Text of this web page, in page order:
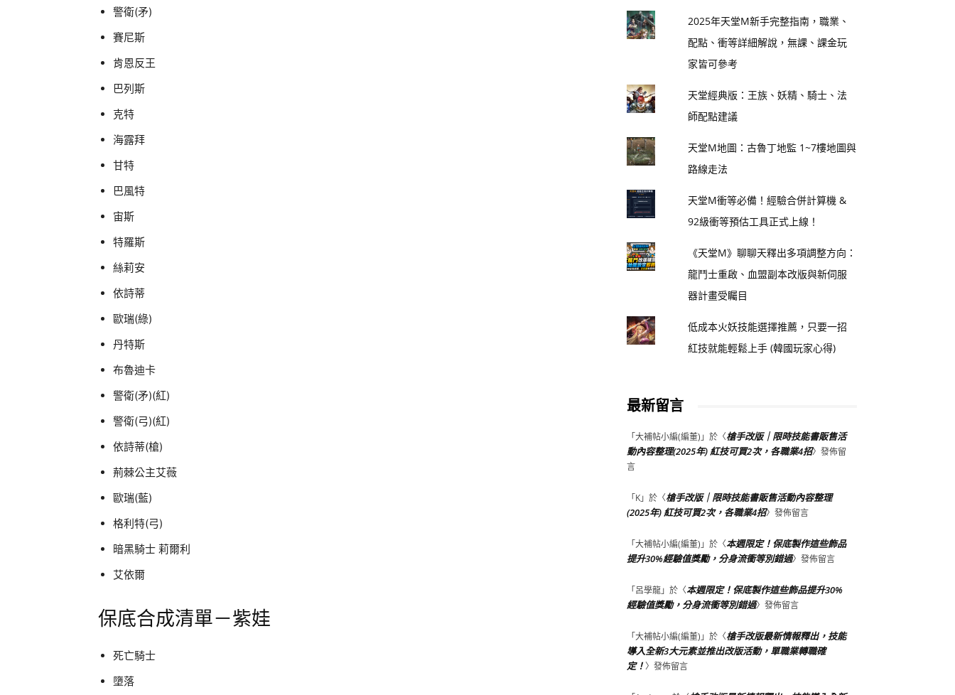
警衛(矛)
賽尼斯
肯恩反王
巴列斯
克特
海露拜
甘特
巴風特
宙斯
特羅斯
絲莉安
依詩蒂
歐瑞(綠)
丹特斯
布魯迪卡
警衛(矛)(紅)
警衛(弓)(紅)
依詩蒂(槍)
荊棘公主艾薇
歐瑞(藍)
格利特(弓)
暗黑騎士 莉爾利
艾依爾
保底合成清單－紫娃
死亡騎士
墮落
2025年天堂M新手完整指南，職業、
配點、衝等詳細解說，無課、課金玩
家皆可參考
天堂經典版：王族、妖精、騎士、法
師配點建議
天堂M地圖：古魯丁地監 1~7樓地圖與
路線走法
天堂M衝等必備！經驗合併計算機 &
92級衝等預估工具正式上線！
《天堂M》聊聊天釋出多項調整方向：
龍鬥士重啟、血盟副本改版與新伺服
器計畫受矚目
低成本火妖技能選擇推薦，只要一招
紅技就能輕鬆上手 (韓國玩家心得)
最新留言
「大補帖小編(編董) 」於〈槍手改版｜限時技能書販售活
動內容整理(2025年) 紅技可買2次，各職業4招〉發佈留
言
「K」於〈槍手改版｜限時技能書販售活動內容整理
(2025年) 紅技可買2次，各職業4招〉發佈留言
「大補帖小編(編董) 」於〈本週限定！保底製作這些飾品
提升30%經驗值獎勵，分身流衝等別錯過〉發佈留言
「呂學龍」於〈本週限定！保底製作這些飾品提升30%
經驗值獎勵，分身流衝等別錯過〉發佈留言
「大補帖小編(編董) 」於〈槍手改版最新情報釋出，技能
導入全新3大元素並推出改版活動，單職業轉職確
定！〉發佈留言